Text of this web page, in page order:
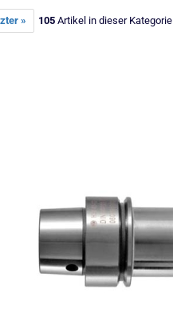
» 105 Artikel in dieser Kategorie